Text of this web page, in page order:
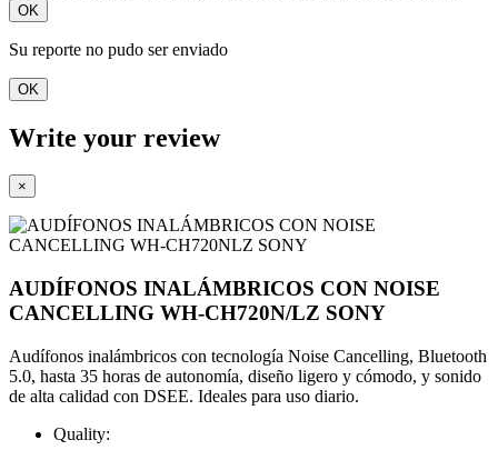
OK
Su reporte no pudo ser enviado
OK
Write your review
×
AUDÍFONOS INALÁMBRICOS CON NOISE
CANCELLING WH-CH720N/LZ SONY
Audífonos inalámbricos con tecnología Noise Cancelling, Bluetooth
5.0, hasta 35 horas de autonomía, diseño ligero y cómodo, y sonido
de alta calidad con DSEE. Ideales para uso diario.
Quality: